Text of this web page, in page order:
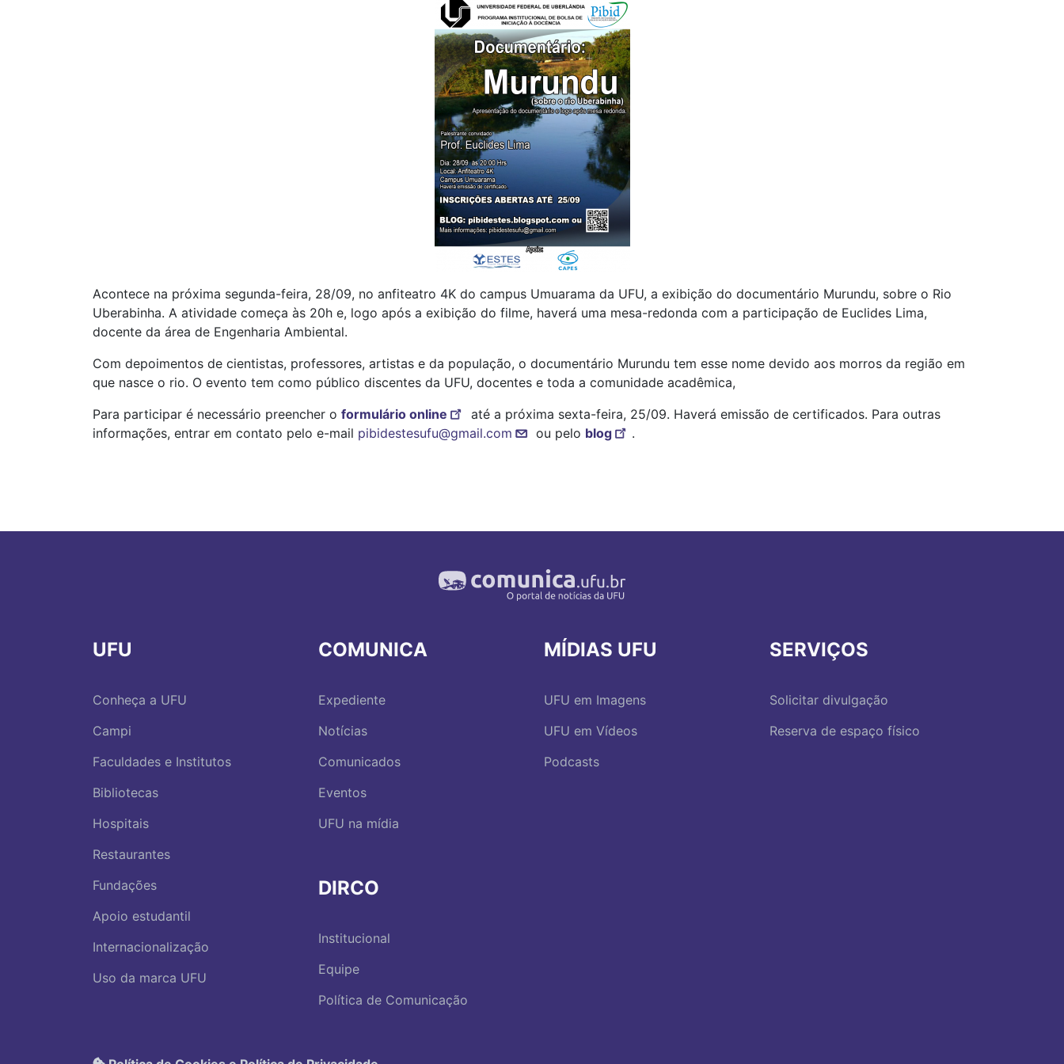
Acontece na próxima segunda-feira, 28/09, no anfiteatro 4K do campus Umuarama da UFU, a exibição do documentário Murundu, sobre o Rio
Uberabinha. A atividade começa às 20h e, logo após a exibição do filme, haverá uma mesa-redonda com a participação de Euclides Lima,
docente da área de Engenharia Ambiental.
Com depoimentos de cientistas, professores, artistas e da população, o documentário Murundu tem esse nome devido aos morros da região em
que nasce o rio. O evento tem como público discentes da UFU, docentes e toda a comunidade acadêmica,
Para participar é necessário preencher o formulário online
até a próxima sexta-feira, 25/09. Haverá emissão de certificados. Para outras
informações, entrar em contato pelo e-mail pibidestesufu@gmail.com ou pelo blog .
UFU
Conheça a UFU
Campi
Faculdades e Institutos
Bibliotecas
Hospitais
Restaurantes
Fundações
Apoio estudantil
Internacionalização
Uso da marca UFU
COMUNICA
Expediente
Notícias
Comunicados
Eventos
UFU na mídia
DIRCO
Institucional
Equipe
Política de Comunicação
MÍDIAS UFU
UFU em Imagens
UFU em Vídeos
Podcasts
SERVIÇOS
Solicitar divulgação
Reserva de espaço físico